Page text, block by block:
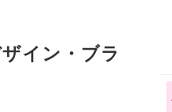
イン・ブラ